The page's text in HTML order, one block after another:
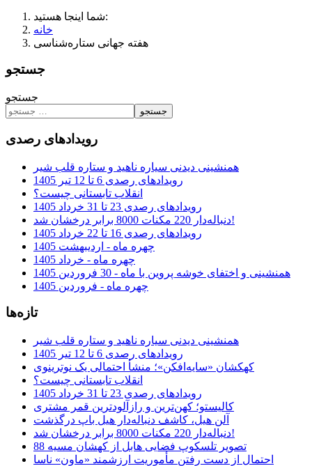
شما اینجا هستید:
خانه
هفته جهانی ستاره‌شناسی
جستجو
جستجو
جستجو
رویدادهای رصدی
همنشینی دیدنی سیاره ناهید و ستاره قلب شیر
رویدادهای رصدی 6 تا 12 تیر 1405
انقلاب تابستانی چیست؟
رویدادهای رصدی 23 تا 31 خرداد 1405
دنباله‌دار 220 مکنات 8000 برابر درخشان شد!
رویدادهای رصدی 16 تا 22 خرداد 1405
چهره ماه - اردیبهشت 1405
چهره ماه - خرداد 1405
همنشینی و اختفای خوشه پروین با ماه - 30 فروردین 1405
چهره ماه - فروردین 1405
تازه‌ها
همنشینی دیدنی سیاره ناهید و ستاره قلب شیر
رویدادهای رصدی 6 تا 12 تیر 1405
کهکشان «سایه‌افکن»؛ منشأ احتمالی یک نوترینوی
انقلاب تابستانی چیست؟
رویدادهای رصدی 23 تا 31 خرداد 1405
کالیستو؛ کهن‌ترین و رازآلودترین قمر مشتری
آلن هیل، کاشف دنباله‌دار هیل باپ درگذشت
دنباله‌دار 220 مکنات 8000 برابر درخشان شد!
تصویر تلسکوپ فضایی هابل از کهشان مسیه 88
احتمال از دست رفتن مأموریت ارزشمند «ماون» ناسا